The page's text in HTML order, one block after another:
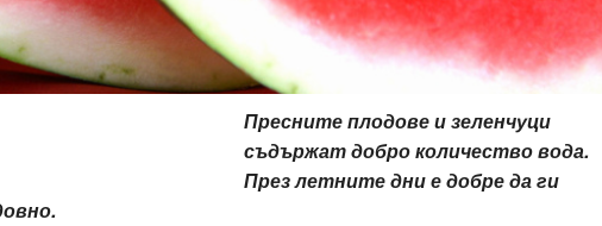
Пресните плодове и зеленчуци
съдържат добро количество вода.
През летните дни е добре да ги